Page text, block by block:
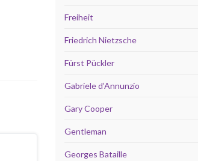
Freiheit
Friedrich Nietzsche
Fürst Pückler
Gabriele d’Annunzio
Gary Cooper
Gentleman
Georges Bataille